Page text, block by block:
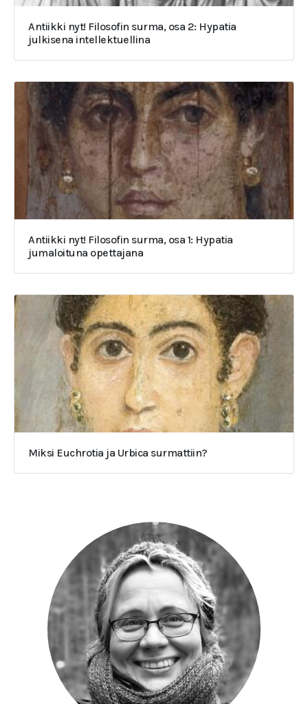
Antiikki nyt! Filosofin surma, osa 2: Hypatia
julkisena intellektuellina
Antiikki nyt! Filosofin surma, osa 1: Hypatia
jumaloituna opettajana
Miksi Euchrotia ja Urbica surmattiin?